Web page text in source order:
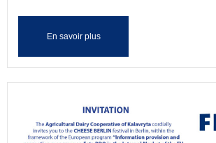
En savoir plus